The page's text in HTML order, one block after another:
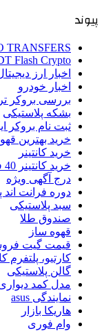
پیوند
TRANSFERS
Flash Crypto
اخبار ارز
اخبار خودرو
بررسی بروکر
بشکه پلاستیکی
ثبت نام
خرید بهترین
خرید کانتینر
خرید کانتینر 40 فوت
درج آگهی ویژه
دوره فرانت اند
سبد پلاستیکی
صندوق طلا
قهوه ساز
قیمت گیت
کارتیو، پلتفرم
گالن پلاستیکی
مدل کمد
نمایندگی asus
هاریکا بازار
وام فوری